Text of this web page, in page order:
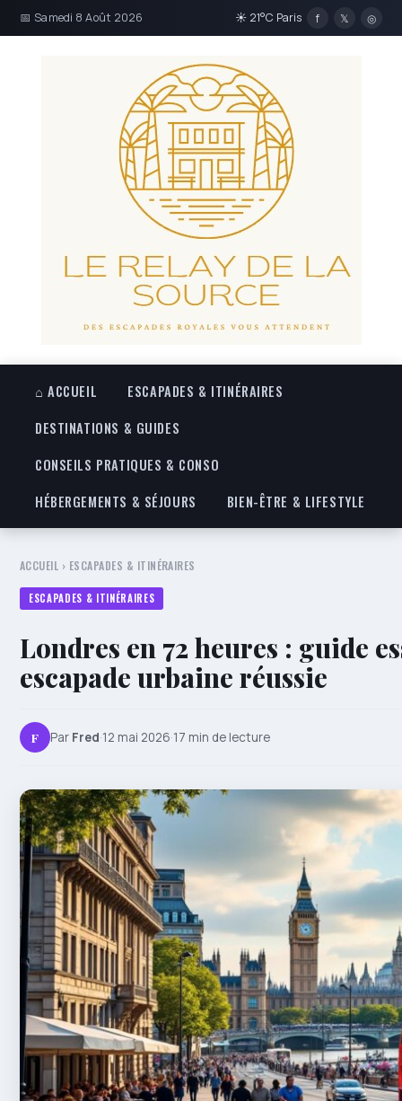
📅 Samedi 8 Août 2026 ☀ 21°C Paris f 𝕏 ◎
⌂ ACCUEIL
ESCAPADES & ITINÉRAIRES
DESTINATIONS & GUIDES
CONSEILS PRATIQUES & CONSO
HÉBERGEMENTS & SÉJOURS
BIEN-ÊTRE & LIFESTYLE
ACCUEIL › ESCAPADES & ITINÉRAIRES
ESCAPADES & ITINÉRAIRES
Londres en 72 heures : guide
escapade urbaine réussie
F Par Fred·12 mai 2026·17 min de lecture